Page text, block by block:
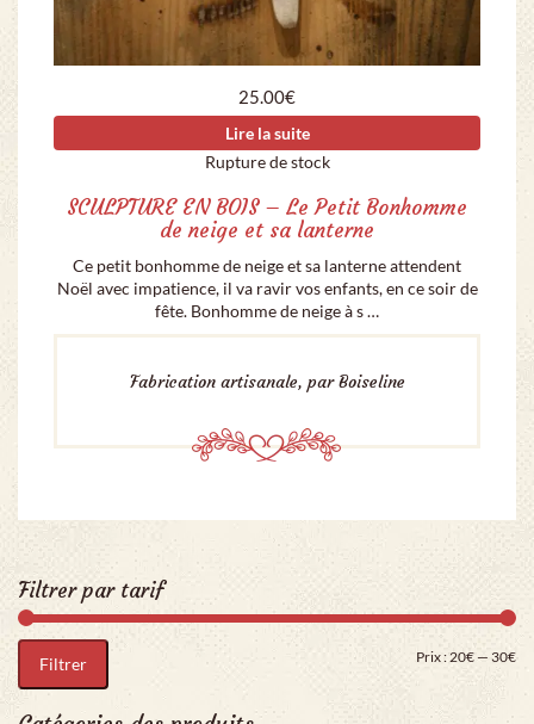
25.00€
Lire la suite
Rupture de stock
SCULPTURE EN BOIS – Le Petit Bonhomme
de neige et sa lanterne
Ce petit bonhomme de neige et sa lanterne attendent
Noël avec impatience, il va ravir vos enfants, en ce soir de
fête. Bonhomme de neige à s …
Fabrication artisanale, par Boiseline
Filtrer par tarif
Filtrer Prix :20€— 30€